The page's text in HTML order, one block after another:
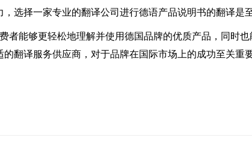
选择一家专业的翻译公司进行德语产品说明书的翻译是
费者能够更轻松地理解并使用德国品牌的优质产品，同时
翻译服务供应商，对于品牌在国际市场上的成功至关重要